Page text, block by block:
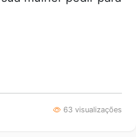
63 visualizações